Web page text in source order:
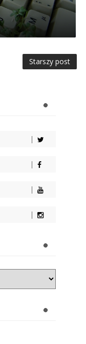
Starszy post